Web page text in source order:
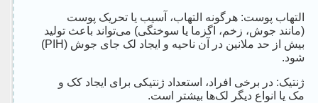
التهاب پوست: هرگونه التهاب، آسیب یا تحریک پوست
(مانند جوش، زخم، اگزما یا سوختگی) می‌تواند باعث تولید
بیش از حد ملانین در آن ناحیه و ایجاد لک جای جوش (PIH)
شود.
ژنتیک: در برخی افراد، استعداد ژنتیکی برای ایجاد کک و
مک یا انواع دیگر لک‌ها بیشتر است.